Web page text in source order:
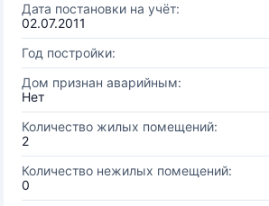
Дата постановки на учёт:
02.07.2011
Год постройки:
Дом признан аварийным:
Нет
Количество жилых помещений:
2
Количество нежилых помещений:
0